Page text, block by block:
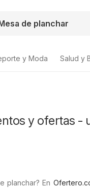
y Moda Salud y
y ofertas -
planchar? En